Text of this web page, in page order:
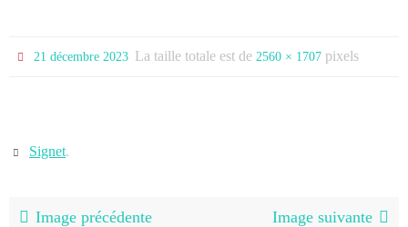
21 décembre 2023 La taille totale est de 2560 × 1707 pixels
Signet.
Image précédente Image suivante